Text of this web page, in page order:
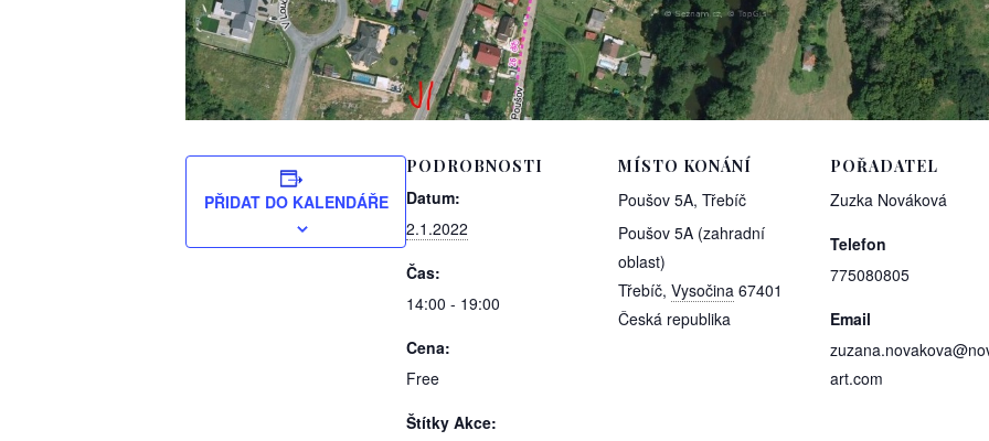
PŘIDAT DO KALENDÁŘE
PODROBNOSTI
Datum:
2.1.2022
Čas:
14:00 - 19:00
Cena:
Free
Štítky Akce:
MÍSTO KONÁNÍ
Poušov 5A, Třebíč
Poušov 5A (zahradní
oblast)
Třebíč, Vysočina 67401
Česká republika
POŘADATEL
Zuzka Nováková
Telefon
775080805
Email
art.com